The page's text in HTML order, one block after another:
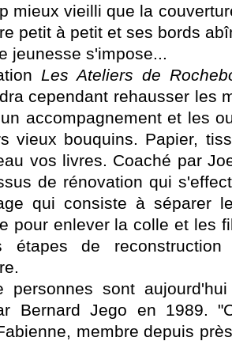
mieux vieilli que la
petit à petit et ses bords
jeunesse s'impose...
Les Ateliers de
cependant rehausser les
accompagnement et les
vieux bouquins. Papier,
vos livres. Coaché par
de rénovation qui
qui consiste à séparer
pour enlever la colle et les
étapes de
personnes sont
Bernard Jego en 1989.
membre depuis